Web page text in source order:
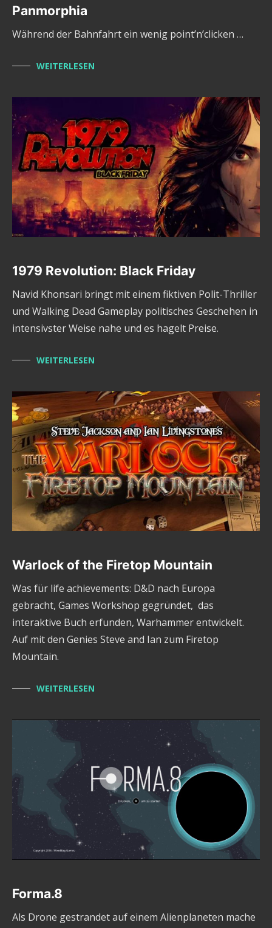
Panmorphia
Während der Bahnfahrt ein wenig point’n’clicken …
WEITERLESEN
1979 Revolution: Black Friday
Navid Khonsari bringt mit einem fiktiven Polit-Thriller
und Walking Dead Gameplay politisches Geschehen in
intensivster Weise nahe und es hagelt Preise.
WEITERLESEN
Warlock of the Firetop Mountain
Was für life achievements: D&D nach Europa
gebracht, Games Workshop gegründet, das
interaktive Buch erfunden, Warhammer entwickelt.
Auf mit den Genies Steve and Ian zum Firetop
Mountain.
WEITERLESEN
Forma.8
Als Drone gestrandet auf einem Alienplaneten mache